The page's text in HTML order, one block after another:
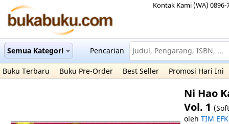
Kontak Kami (WA) 0896-
Semua Kategori Pencarian
Buku Terbaru Buku Pre-Order Best Seller Promosi Hari Ini
Ni Hao
Vol. 1
oleh TIM EFK